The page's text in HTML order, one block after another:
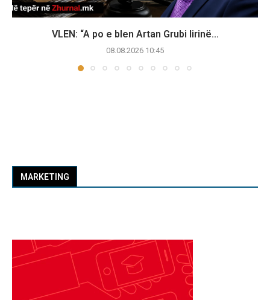
VLEN: “A po e blen Artan Grubi lirinë...
08.08.2026 10:45
MARKETING